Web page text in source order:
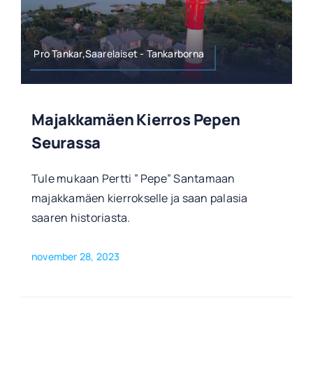
Pro Tankar,Saarelaiset - Tankarborna
Majakkamäen Kierros Pepen
Seurassa
Tule mukaan Pertti ” Pepe” Santamaan
majakkamäen kierrokselle ja saan palasia
saaren historiasta.
november 28, 2023